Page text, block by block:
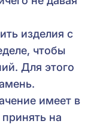
изделия с
чтобы
Для этого
имеет в
на